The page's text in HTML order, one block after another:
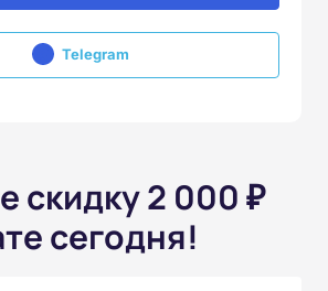
Telegram
скидку 2 000 ₽
сегодня!